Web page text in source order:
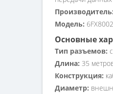
Производитель:
Модель:
Основные
Тип разъемов:
Длина: 35
Конструкция:
Диаметр: